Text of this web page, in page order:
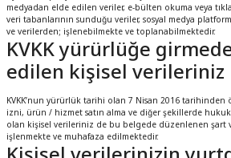
medyadan elde edilen veriler, e-bülten okuma veya
veri tabanlarının sunduğu veriler, sosyal medya
ve verilerden; işlenebilmekte ve toplanabilmektedir.
KVKK yürürlüğe
edilen kişisel verileriniz
KVKK’nun yürürlük tarihi olan 7 Nisan 2016
izni, ürün / hizmet satın alma ve diğer şekillerde
olan kişisel verileriniz de bu belgede düzenlenen şart
işlenmekte ve muhafaza edilmektedir.